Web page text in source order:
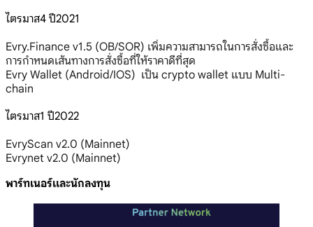
ไตรมาส4 ปี2021
Evry.Finance v1.5 (OB/SOR) เพิ่มความสามารถในการสั่งซื้อและ
การกำหนดเส้นทางการสั่งซื้อที่ให้ราคาดีที่สุด
Evry Wallet (Android/IOS) เป็น crypto wallet แบบ Multi-
chain
ไตรมาส1 ปี2022
EvryScan v2.0 (Mainnet)
Evrynet v2.0 (Mainnet)
พาร์ทเนอร์และนักลงทุน